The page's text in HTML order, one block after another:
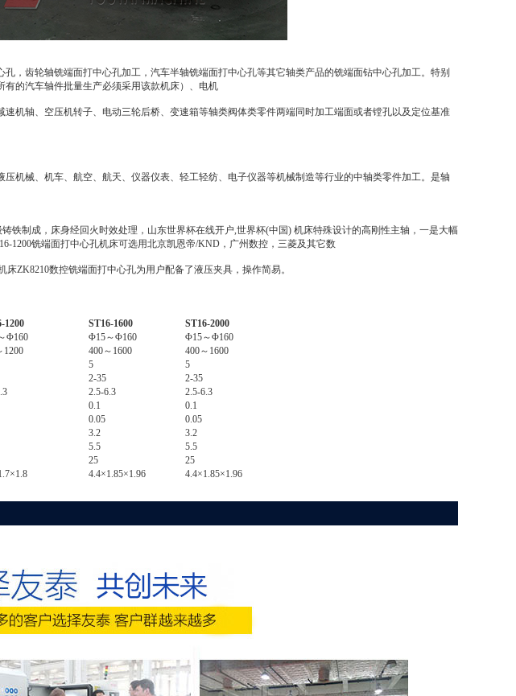
，齿轮轴铣端面打中心孔加工，汽车半轴铣端面打中心孔等其它轴类产品的铣端面钻中心孔加工。特别
的汽车轴件批量生产必须采用该款机床）、电机
机轴、空压机转子、电动三轮后桥、变速箱等轴类阀体类零件两端同时加工端面或者镗孔以及定位基准
机械、机车、航空、航天、仪器仪表、轻工轻纺、电子仪器等机械制造等行业的中轴类零件加工。是轴
铁制成，床身经回火时效处理，山东世界杯在线开户,世界杯(中国) 机床特殊设计的高刚性主轴，一是大幅
1200铣端面打中心孔机床可选用北京凯恩帝/KND，广州数控，三菱及其它数
ZK8210数控铣端面打中心孔为用户配备了液压夹具，操作简易。
1200 ST16-1600 ST16-2000
Φ160 Φ15～Φ160
Φ15～Φ160
1200 400～1600
400～1600
5
5
2-35
2-35
2.5-6.3
2.5-6.3
0.1
0.1
0.05
0.05
3.2
3.2
5.5
5.5
25
25
4.4×1.85×1.96 4.4×1.85×1.96